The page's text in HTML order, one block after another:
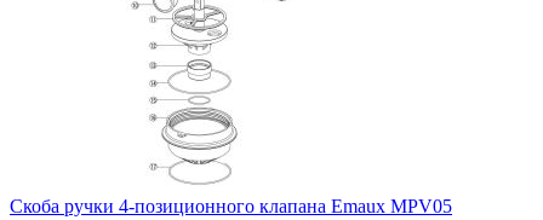
Скоба ручки 4-позиционного клапана Emaux MPV05